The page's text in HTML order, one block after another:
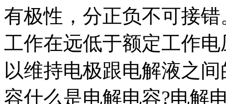
有极性，分正负不可接错
工作在远低于额定工作
以维持电极跟电解液之
容什么是电解电容?电解